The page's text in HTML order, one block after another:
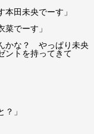
田未央でーす」
でーす」
かな？ やっぱり未央
ントを持ってきて
」